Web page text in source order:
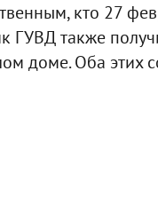
кто 27
ГУВД также
доме. Оба этих